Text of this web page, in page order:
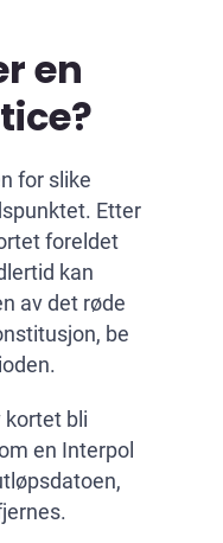
en
for slike
Etter
foreldet
kan
av det røde
be
kortet bli
en Interpol